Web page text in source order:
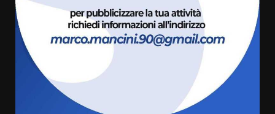
6 Agosto 2026 14:16
Grazia Neglia, coordinatrice
cittadina di Fratelli d’Italia,
pronta a tornare in Consiglio
comunale